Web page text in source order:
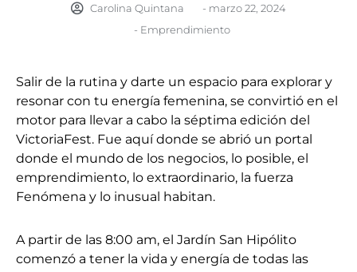
Carolina Quintana - marzo 22, 2024
- Emprendimiento
Salir de la rutina y darte un espacio para explorar y
resonar con tu energía femenina, se convirtió en el
motor para llevar a cabo la séptima edición del
VictoriaFest. Fue aquí donde se abrió un portal
donde el mundo de los negocios, lo posible, el
emprendimiento, lo extraordinario, la fuerza
Fenómena y lo inusual habitan.
A partir de las 8:00 am, el Jardín San Hipólito
comenzó a tener la vida y energía de todas las